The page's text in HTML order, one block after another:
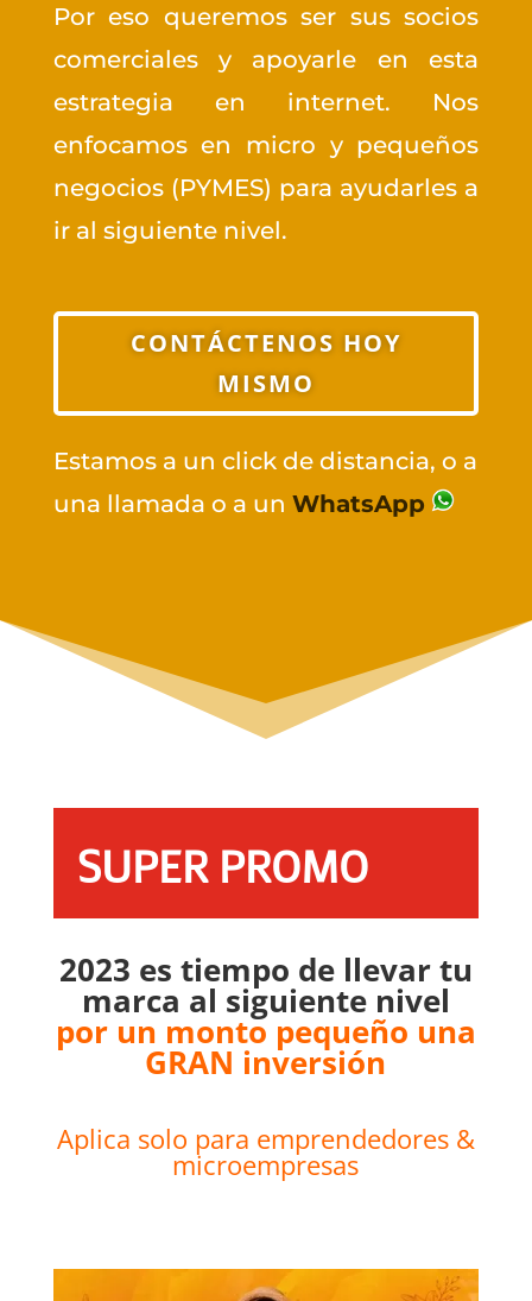
Por eso queremos ser sus socios
comerciales y apoyarle en esta
estrategia en internet. Nos
enfocamos en micro y pequeños
negocios (PYMES) para ayudarles a
ir al siguiente nivel.
CONTÁCTENOS HOY
MISMO
Estamos a un click de distancia, o a
una llamada o a un WhatsApp
SUPER PROMO
2023 es tiempo de llevar tu
marca al siguiente nivel
por un monto pequeño una
GRAN inversión
Aplica solo para emprendedores &
microempresas